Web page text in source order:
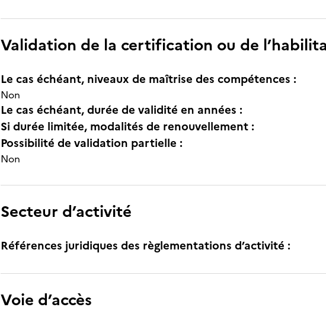
Validation de la certification ou de
Le cas échéant, niveaux de maîtrise des compétences :
Non
Le cas échéant, durée de validité en années :
Si durée limitée, modalités de renouvellement :
Possibilité de validation partielle :
Non
Secteur d’activité
Références juridiques des règlementations d’activité :
Voie d’accès